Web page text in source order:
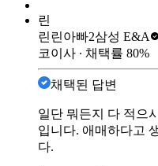
린
린린아빠2삼성 E&A
코이사 ∙ 채택률 80%
채택된 답변
일단 뭐든지 다 적으
입니다. 애매하다고
다.